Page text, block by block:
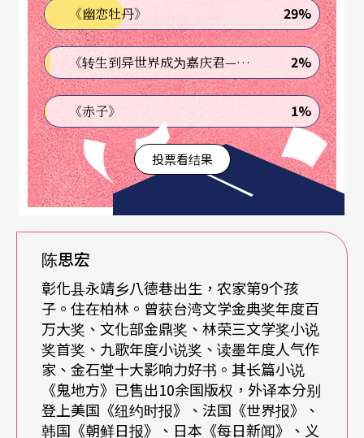
印度少年皮辛．墨利多．帕帖尔（Piscine Molitor P
atel），在与家人搭船前往加拿大的过程中发生船
难，幸存的Pi意外与一只孟加拉虎乘上同一艘救生
艇，在海上共渡227天。作者透过一名印度少年的海
上漂流，讨论野性、信仰与真相，小说出版隔年获
得英国文坛最高荣誉「曼布克奖」，至今销量超过
1,400万册。随后导演李安将小说翻拍为电影，全球
票房超过6亿美金，还获得第85届奥斯卡最佳导演、
最佳摄影、最佳配乐和最加视觉效果等4项大奖。
《幽恋牡丹》 29%
《转生到异世界成为嘉庆君—发现我的祖先是诈骗集团!?》 2%
《赤子》 1%
投票看结果
陈思宏
彰化县永靖乡八德巷出生，农家第9个孩
子。住在柏林。曾获台湾文学金典奖年度百
万大奖、文化部金鼎奖、林荣三文学奖小说
奖首奖、九歌年度小说奖、读墨年度人气作
家、金石堂十大影响力好书。其长篇小说
《鬼地方》已售出10余国版权，外译本分别
登上美国《纽约时报》、法国《世界报》、
韩国《朝鲜日报》、日本《每日新闻》、义